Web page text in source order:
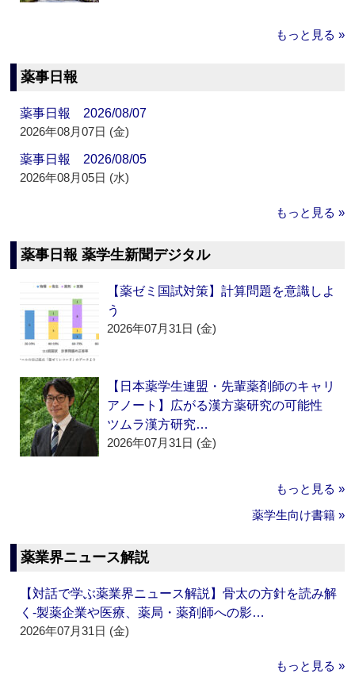
もっと見る »
薬事日報
薬事日報 2026/08/07
2026年08月07日 (金)
薬事日報 2026/08/05
2026年08月05日 (水)
もっと見る »
薬事日報 薬学生新聞デジタル
【薬ゼミ国試対策】計算問題を意識しよ
う
2026年07月31日 (金)
【日本薬学生連盟・先輩薬剤師のキャリ
アノート】広がる漢方薬研究の可能性
ツムラ漢方研究…
2026年07月31日 (金)
もっと見る »
薬学生向け書籍 »
薬業界ニュース解説
【対話で学ぶ薬業界ニュース解説】骨太の方針を読み解
く‐製薬企業や医療、薬局・薬剤師への影…
2026年07月31日 (金)
もっと見る »